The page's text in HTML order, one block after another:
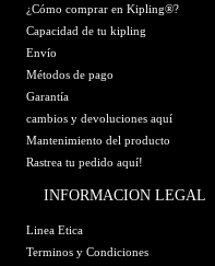
¿Cómo comprar en Kipling®?
Capacidad de tu kipling
Envío
Métodos de pago
Garantía
cambios y devoluciones aquí
Mantenimiento del producto
Rastrea tu pedido aquí!
INFORMACION LEGAL
Linea Etica
Terminos y Condiciones